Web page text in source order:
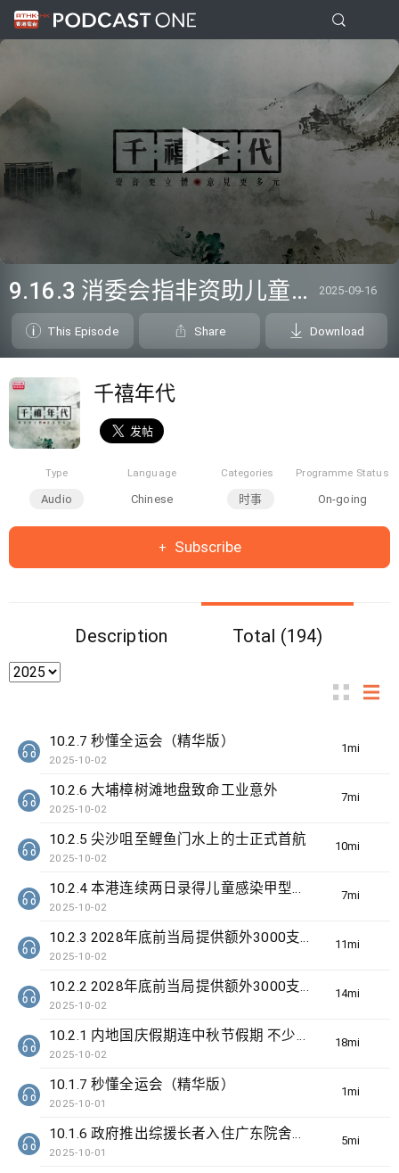
seconds
seconds
9.16.3 消委会指非资助儿童疫苗计划部分网站资讯含糊 消委会接获不良销售投诉/泥状清洁面膜测试 2025-09-16
This Episode Share Download
千禧年代
Type
Audio
Language
Chinese
Categories
时事
Programme Status
On-going
Subscribe
Description Total (194)
1min(s)
10.2.7 秒懂全运会（精华版）
2025-10-02
7min(s)
10.2.6 大埔樟树滩地盘致命工业意外
2025-10-02
10min(s)
10.2.5 尖沙咀至鲤鱼门水上的士正式首航
2025-10-02
7min(s)
10.2.4 本港连续两日录得儿童感染甲型流感严重个案
2025-10-02
11min(s)
10.2.3 2028年底前当局提供额外3000支高速充电桩 港铁商场约增设300个电动车充电站
2025-10-02
14min(s)
10.2.2 2028年底前当局提供额外3000支高速充电桩 港铁商场约增设300个电动车充电站
2025-10-02
18min(s)
10.2.1 内地国庆假期连中秋节假期 不少内地旅客到港旅游
2025-10-02
1min(s)
10.1.7 秒懂全运会（精华版）
2025-10-01
5min(s)
10.1.6 政府推出综援长者入住广东院舍试验计划为期3年
2025-10-01